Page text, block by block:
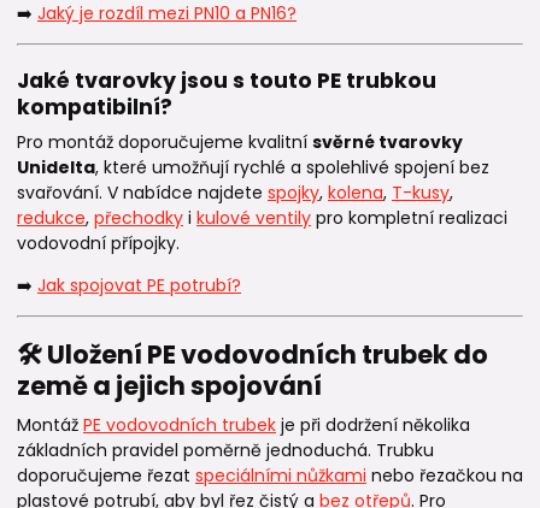
➡️ Jaký je rozdíl mezi PN10 a PN16?
Jaké tvarovky jsou s touto PE trubkou
kompatibilní?
Pro montáž doporučujeme kvalitní svěrné tvarovky
Unidelta, které umožňují rychlé a spolehlivé spojení bez
svařování. V nabídce najdete spojky, kolena, T-kusy,
redukce, přechodky i kulové ventily pro kompletní realizaci
vodovodní přípojky.
➡️ Jak spojovat PE potrubí?
🛠️ Uložení PE vodovodních trubek do
země a jejich spojování
Montáž PE vodovodních trubek je při dodržení několika
základních pravidel poměrně jednoduchá. Trubku
doporučujeme řezat speciálními nůžkami nebo řezačkou na
plastové potrubí, aby byl řez čistý a bez otřepů. Pro